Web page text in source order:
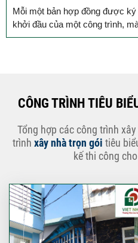
Mỗi một bản hợp đồng được
khởi đầu của một công trình,
CÔNG TRÌNH TIÊU
Tổng hợp các công trình
trình xây nhà trọn gói tiêu
kế thi công